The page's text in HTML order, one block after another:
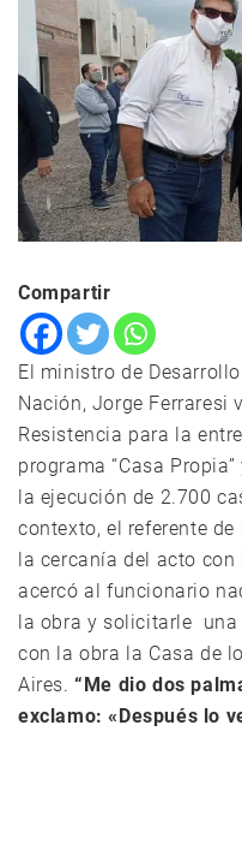
Compartir
El ministro de
Nación, Jorge Ferraresi
Resistencia para la
programa “Casa
la ejecución de 2.700
contexto, el referente
la cercanía del acto con
acercó al funcionario
la obra y solicitarle
con la obra la Casa de
Aires.“Me dio dos
exclamo: «Después lo